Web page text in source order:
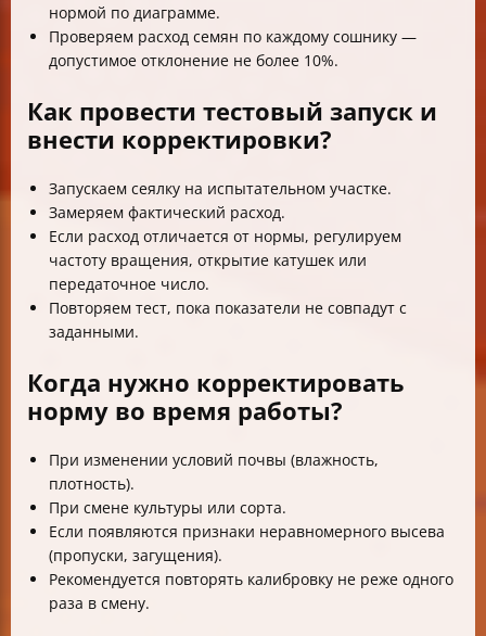
нормой по диаграмме.
Проверяем расход семян по каждому сошнику —
допустимое отклонение не более 10%.
Как провести тестовый запуск и
внести корректировки?
Запускаем сеялку на испытательном участке.
Замеряем фактический расход.
Если расход отличается от нормы, регулируем
частоту вращения, открытие катушек или
передаточное число.
Повторяем тест, пока показатели не совпадут с
заданными.
Когда нужно корректировать
норму во время работы?
При изменении условий почвы (влажность,
плотность).
При смене культуры или сорта.
Если появляются признаки неравномерного высева
(пропуски, загущения).
Рекомендуется повторять калибровку не реже одного
раза в смену.